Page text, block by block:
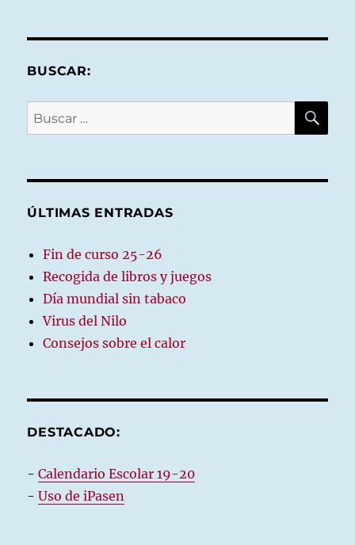
BUSCAR:
Buscar
por:
ÚLTIMAS ENTRADAS
Fin de curso 25-26
Recogida de libros y juegos
Día mundial sin tabaco
Virus del Nilo
Consejos sobre el calor
DESTACADO:
-Calendario Escolar 19-20
-Uso de iPasen